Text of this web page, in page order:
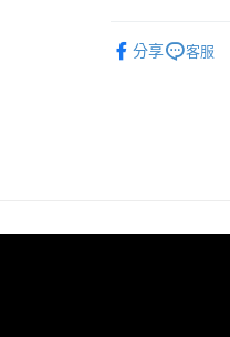
帳／街口支付／
分享
客服